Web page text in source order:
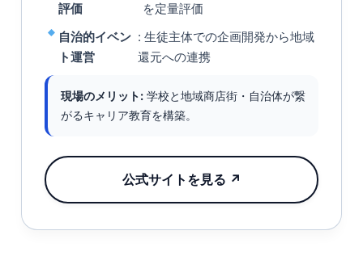
評価
を定量評価
自治的イベン
ト運営
: 生徒主体での企画開発から地域
還元への連携
現場のメリット: 学校と地域商店街・自治体が繋
がるキャリア教育を構築。
公式サイトを見る ↗